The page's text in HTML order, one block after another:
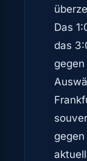
Das
das
gegen